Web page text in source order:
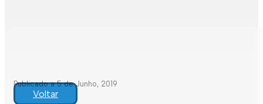
Publicado a 5 de Junho, 2019
Voltar